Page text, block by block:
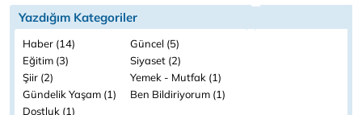
Yazdığım Kategoriler
Haber (14)
Güncel (5)
Eğitim (3)
Siyaset (2)
Şiir (2)
Yemek - Mutfak (1)
Gündelik Yaşam (1)
Ben Bildiriyorum (1)
Dostluk (1)